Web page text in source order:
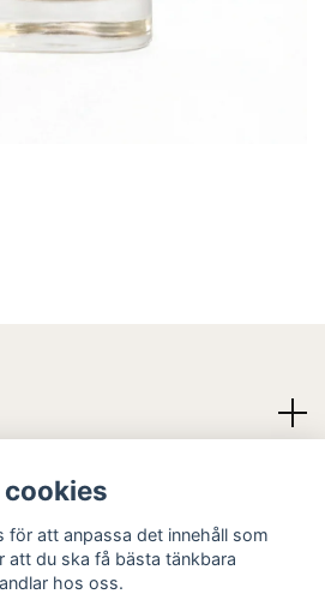
för att anpassa det innehåll som
att du ska få bästa tänkbara
hos oss.